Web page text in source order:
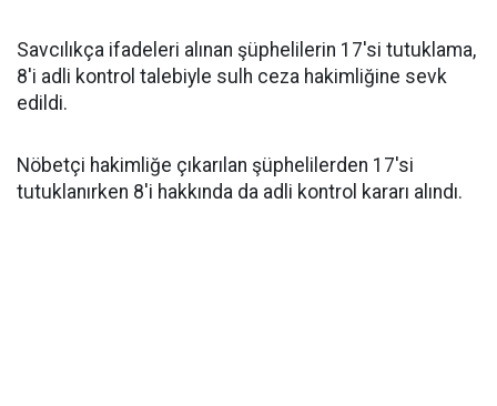
Savcılıkça ifadeleri alınan şüphelilerin 17'si tutuklama,
8'i adli kontrol talebiyle sulh ceza hakimliğine sevk
edildi.
Nöbetçi hakimliğe çıkarılan şüphelilerden 17'si
tutuklanırken 8'i hakkında da adli kontrol kararı alındı.